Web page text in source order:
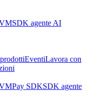
SDK agente AI
EventiLavora con
Pay SDKSDK agente